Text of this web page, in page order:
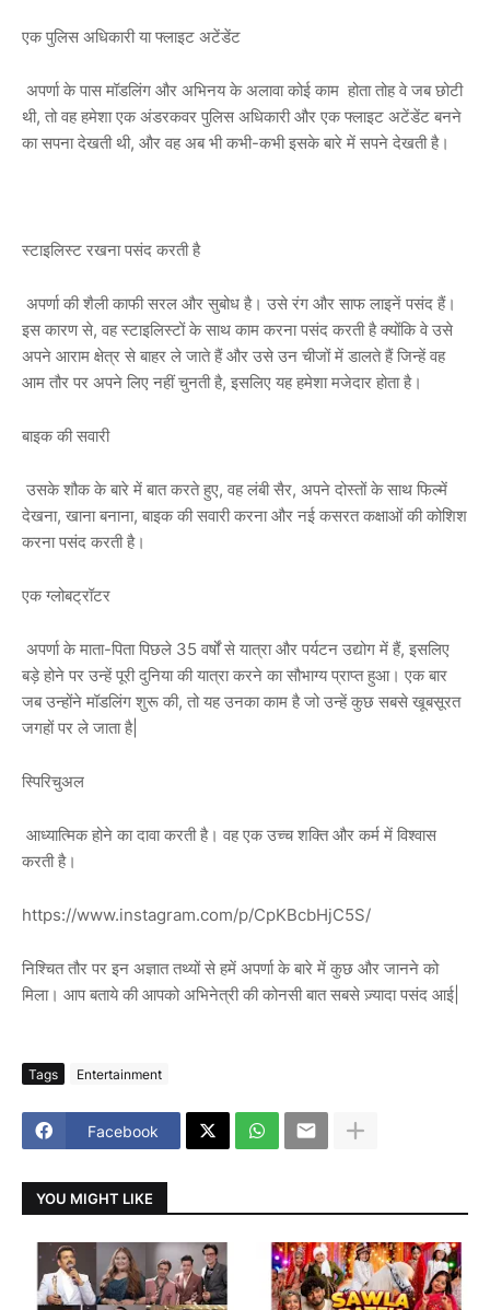
एक पुलिस अधिकारी या फ्लाइट अटेंडेंट
अपर्णा के पास मॉडलिंग और अभिनय के अलावा कोई काम होता तोह वे जब छोटी
थी, तो वह हमेशा एक अंडरकवर पुलिस अधिकारी और एक फ्लाइट अटेंडेंट बनने
का सपना देखती थी, और वह अब भी कभी-कभी इसके बारे में सपने देखती है।
स्टाइलिस्ट रखना पसंद करती है
अपर्णा की शैली काफी सरल और सुबोध है। उसे रंग और साफ लाइनें पसंद हैं।
इस कारण से, वह स्टाइलिस्टों के साथ काम करना पसंद करती है क्योंकि वे उसे
अपने आराम क्षेत्र से बाहर ले जाते हैं और उसे उन चीजों में डालते हैं जिन्हें वह
आम तौर पर अपने लिए नहीं चुनती है, इसलिए यह हमेशा मजेदार होता है।
बाइक की सवारी
उसके शौक के बारे में बात करते हुए, वह लंबी सैर, अपने दोस्तों के साथ फिल्में
देखना, खाना बनाना, बाइक की सवारी करना और नई कसरत कक्षाओं की कोशिश
करना पसंद करती है।
एक ग्लोबट्रॉटर
अपर्णा के माता-पिता पिछले 35 वर्षों से यात्रा और पर्यटन उद्योग में हैं, इसलिए
बड़े होने पर उन्हें पूरी दुनिया की यात्रा करने का सौभाग्य प्राप्त हुआ। एक बार
जब उन्होंने मॉडलिंग शुरू की, तो यह उनका काम है जो उन्हें कुछ सबसे खूबसूरत
जगहों पर ले जाता है|
स्पिरिचुअल
आध्यात्मिक होने का दावा करती है। वह एक उच्च शक्ति और कर्म में विश्वास
करती है।
https://www.instagram.com/p/CpKBcbHjC5S/
निश्चित तौर पर इन अज्ञात तथ्यों से हमें अपर्णा के बारे में कुछ और जानने को
मिला। आप बताये की आपको अभिनेत्री की कोनसी बात सबसे ज़्यादा पसंद आई|
Tags Entertainment
Facebook
YOU MIGHT LIKE